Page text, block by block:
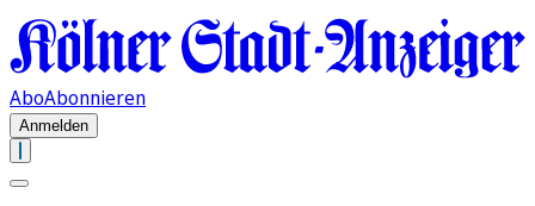
AboAbonnieren
Anmelden